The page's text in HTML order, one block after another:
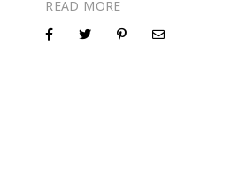
käyttäneet vuosia hioaksemme